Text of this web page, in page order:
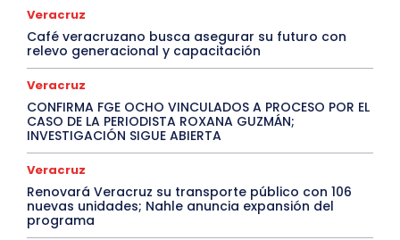
Veracruz
Café veracruzano busca asegurar su futuro con
relevo generacional y capacitación
Veracruz
CONFIRMA FGE OCHO VINCULADOS A PROCESO POR EL
CASO DE LA PERIODISTA ROXANA GUZMÁN;
INVESTIGACIÓN SIGUE ABIERTA
Veracruz
Renovará Veracruz su transporte público con 106
nuevas unidades; Nahle anuncia expansión del
programa